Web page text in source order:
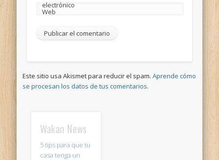
electrónico
Web
Este sitio usa Akismet para reducir el spam.Aprende cómo
se procesan los datos de tus comentarios.
Wakan News
5 tips para que tu
casa tenga un